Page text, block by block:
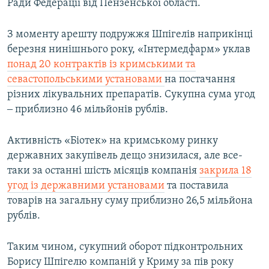
Ради Федерації від Пензенської області.
З моменту арешту подружжя Шпігелів наприкінці
березня нинішнього року, «Інтермедфарм» уклав
понад 20 контрактів із кримськими та
севастопольськими установами на постачання
різних лікувальних препаратів. Сукупна сума угод
‒ приблизно 46 мільйонів рублів.
Активність «Біотек» на кримському ринку
державних закупівель дещо знизилася, але все-
таки за останні шість місяців компанія закрила 18
угод із державними установами та поставила
товарів на загальну суму приблизно 26,5 мільйона
рублів.
Таким чином, сукупний оборот підконтрольних
Борису Шпігелю компаній у Криму за пів року